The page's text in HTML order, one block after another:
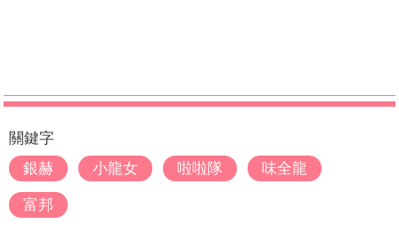
關鍵字
銀赫
小龍女 啦啦隊 味全龍
富邦